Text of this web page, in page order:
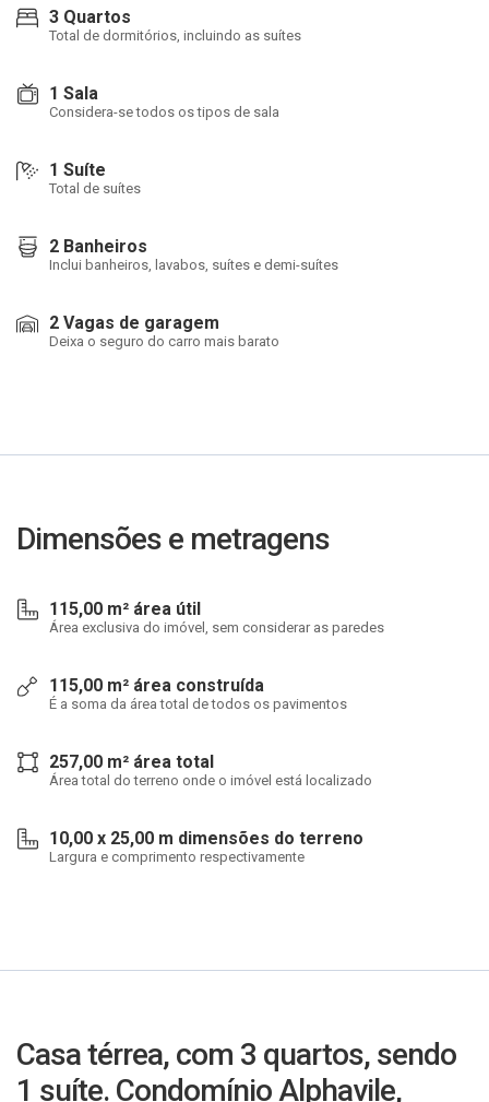
3 Quartos
Total de dormitórios, incluindo as suítes
1 Sala
Considera-se todos os tipos de sala
1 Suíte
Total de suítes
2 Banheiros
Inclui banheiros, lavabos, suítes e demi-suítes
2 Vagas de garagem
Deixa o seguro do carro mais barato
Dimensões e metragens
115,00 m² área útil
Área exclusiva do imóvel, sem considerar as paredes
115,00 m² área construída
É a soma da área total de todos os pavimentos
257,00 m² área total
Área total do terreno onde o imóvel está localizado
10,00 x 25,00 m dimensões do terreno
Largura e comprimento respectivamente
Casa térrea, com 3 quartos, sendo
1 suíte. Condomínio Alphavile,